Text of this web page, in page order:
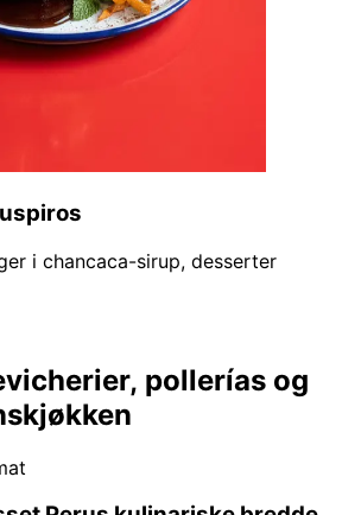
i chancaca-sirup, desserter
pollerías og